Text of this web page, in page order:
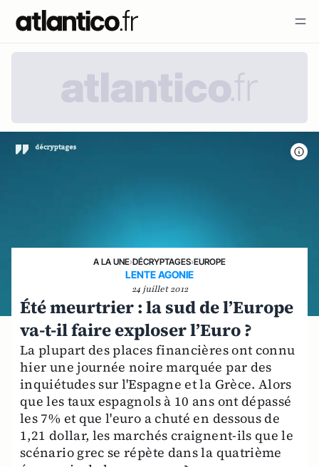
A LA UNE›DÉCRYPTAGES›EUROPE
LENTE AGONIE
24 juillet 2012
Été meurtrier : la sud de l’Europe
va-t-il faire exploser l’Euro ?
La plupart des places financières ont connu
hier une journée noire marquée par des
inquiétudes sur l'Espagne et la Grèce. Alors
que les taux espagnols à 10 ans ont dépassé
les 7% et que l'euro a chuté en dessous de
1,21 dollar, les marchés craignent-ils que le
scénario grec se répète dans la quatrième